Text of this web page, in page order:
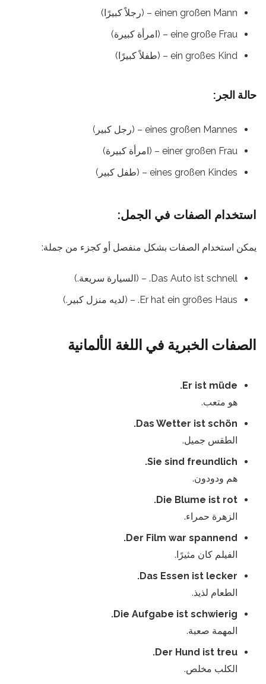
einen großen Mann – (رجلاً كبيرًا)
eine große Frau – (امرأة كبيرة)
ein großes Kind – (طفلاً كبيرًا)
حالة الجر:
eines großen Mannes – (رجل كبير)
einer großen Frau – (امرأة كبيرة)
eines großen Kindes – (طفل كبير)
استخدام الصفات في الجمل:
يمكن استخدام الصفات بشكل منفصل أو كجزء من جملة:
Das Auto ist schnell. – (السيارة سريعة.)
Er hat ein großes Haus. – (لديه منزل كبير.)
الصفات الخبرية في اللغة الألمانية
Er ist müde.
هو متعب.
Das Wetter ist schön.
الطقس جميل.
Sie sind freundlich.
هم ودودون.
Die Blume ist rot.
الزهرة حمراء.
Der Film war spannend.
الفيلم كان مثيرًا.
Das Essen ist lecker.
الطعام لذيذ.
Die Aufgabe ist schwierig.
المهمة صعبة.
Der Hund ist treu.
الكلب مخلص.